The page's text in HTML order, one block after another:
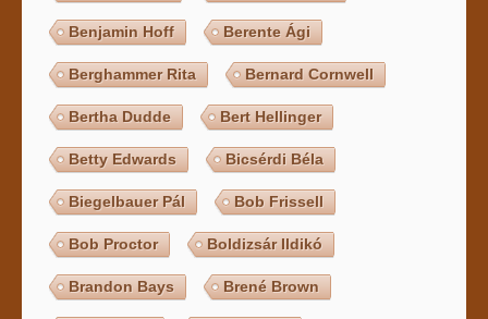
Benjamin Hoff Berente Ági
Berghammer Rita Bernard Cornwell
Bertha Dudde Bert Hellinger
Betty Edwards Bicsérdi Béla
Biegelbauer Pál Bob Frissell
Bob Proctor Boldizsár Ildikó
Brandon Bays Brené Brown